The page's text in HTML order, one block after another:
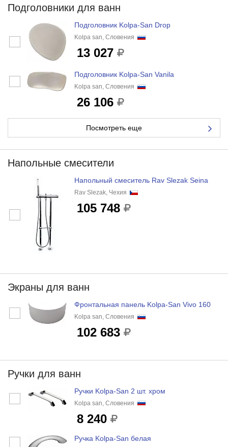
Подголовники для ванн
Подголовник Kolpa-San Drop
Kolpa san, Словения
13 027
Подголовник Kolpa-San Vanila
Kolpa san, Словения
26 106
Посмотреть еще
Напольные смесители
Напольный смеситель Rav Slezak Seina
Rav Slezak, Чехия
105 748
Экраны для ванн
Фронтальная панель Kolpa-San Vivo 160
Kolpa san, Словения
102 683
Ручки для ванн
Ручки Kolpa-San 2 шт. хром
Kolpa san, Словения
8 240
Ручка Kolpa-San белая